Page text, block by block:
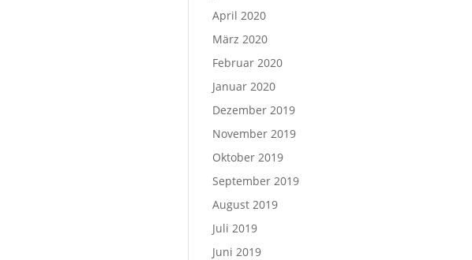
April 2020
März 2020
Februar 2020
Januar 2020
Dezember 2019
November 2019
Oktober 2019
September 2019
August 2019
Juli 2019
Juni 2019